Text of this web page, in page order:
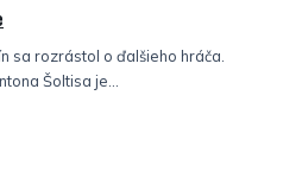
sa rozrástol o ďalšieho hráča.
Šoltisa je...